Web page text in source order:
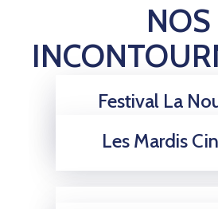
NOS
Nos
Festival La
Les Mardis